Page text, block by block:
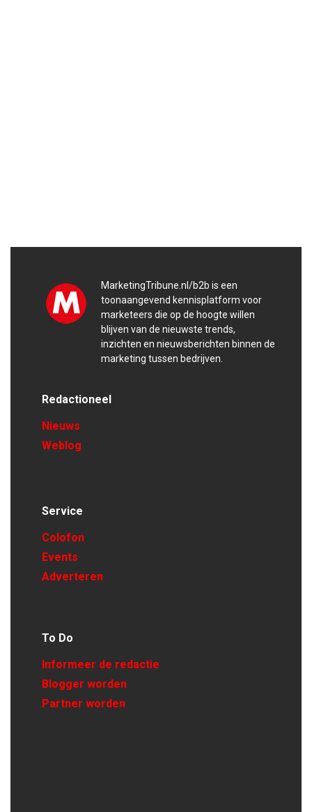
MarketingTribune.nl/b2b is een
toonaangevend kennisplatform voor
marketeers die op de hoogte willen
blijven van de nieuwste trends,
inzichten en nieuwsberichten binnen de
marketing tussen bedrijven.
Redactioneel
Nieuws
Weblog
Service
Colofon
Events
Adverteren
To Do
Informeer de redactie
Blogger worden
Partner worden